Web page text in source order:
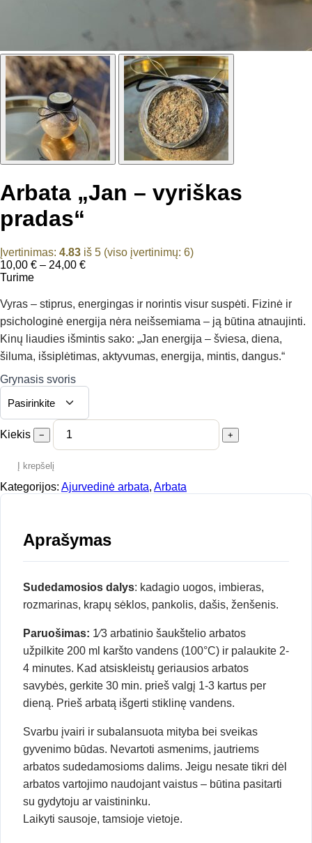
Arbata „Jan – vyriškas
pradas“
Įvertinimas: 4.83 iš 5 (viso įvertinimų: 6)
10,00 € – 24,00 €Price
through
24,00 €
Turime
Vyras – stiprus, energingas ir norintis visur suspėti. Fizinė ir
psichologinė energija nėra neišsemiama – ją būtina atnaujinti.
Kinų liaudies išmintis sako: „Jan energija – šviesa, diena,
šiluma, išsiplėtimas, aktyvumas, energija, mintis, dangus.“
Grynasis svoris
Kiekis − +
Į krepšelį
Kategorijos: Ajurvedinė arbata, Arbata
Aprašymas
Sudedamosios dalys: kadagio uogos, imbieras,
rozmarinas, krapų sėklos, pankolis, dašis, ženšenis.
Paruošimas: 1⁄3 arbatinio šaukštelio arbatos
užpilkite 200 ml karšto vandens (100°C) ir palaukite 2-
4 minutes. Kad atsiskleistų geriausios arbatos
savybės, gerkite 30 min. prieš valgį 1-3 kartus per
dieną. Prieš arbatą išgerti stiklinę vandens.
Svarbu įvairi ir subalansuota mityba bei sveikas
gyvenimo būdas. Nevartoti asmenims, jautriems
arbatos sudedamosioms dalims. Jeigu nesate tikri dėl
arbatos vartojimo naudojant vaistus – būtina pasitarti
su gydytoju ar vaistininku.
Laikyti sausoje, tamsioje vietoje.